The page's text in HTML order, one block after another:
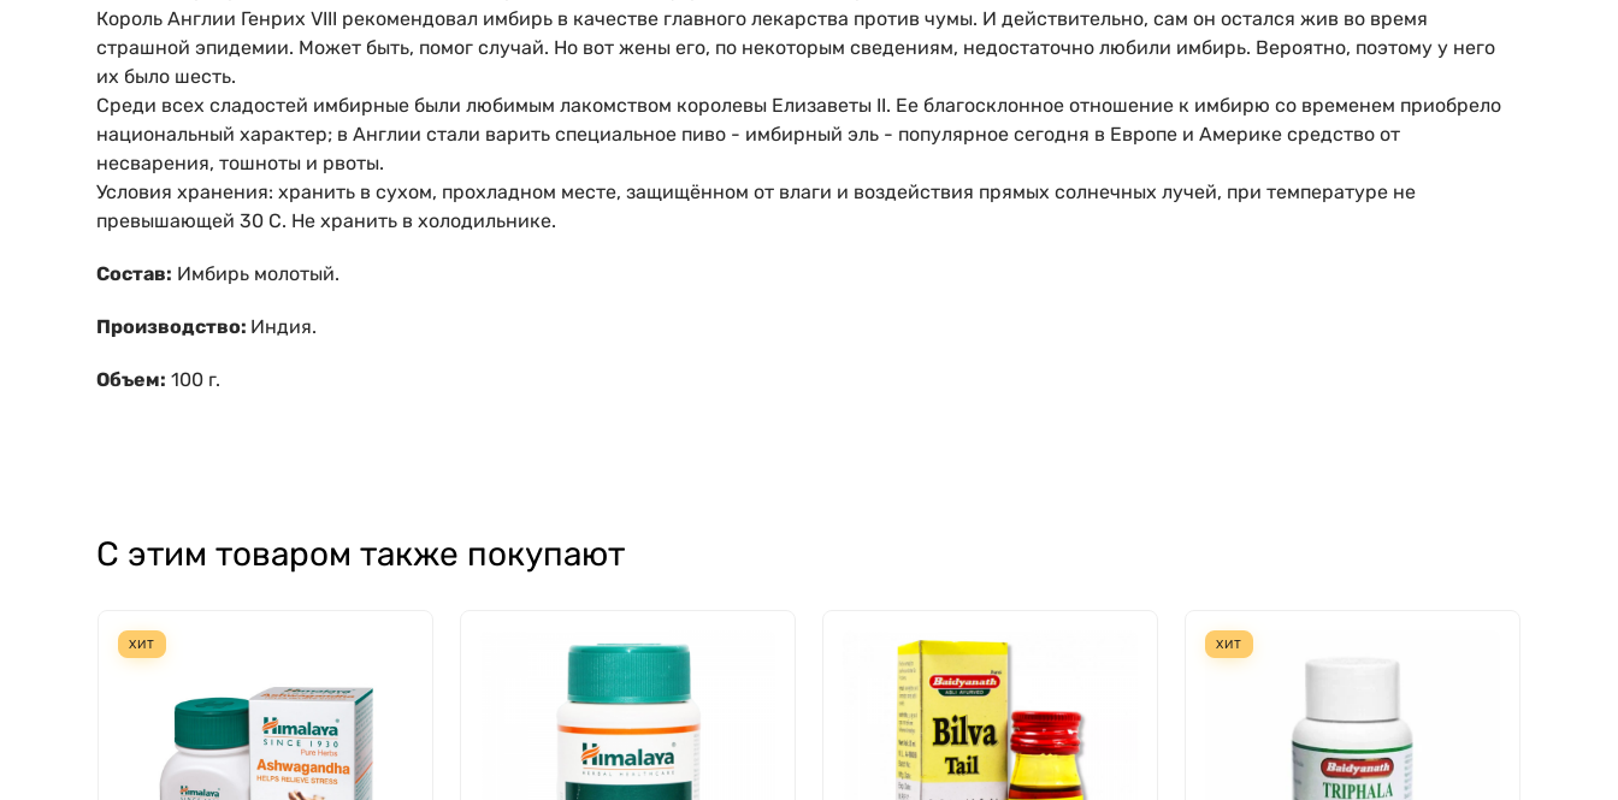
Король Англии Генрих VIII рекомендовал имбирь в качестве главного лекарства против чумы. И действительно, сам он остался жив во время
страшной эпидемии. Может быть, помог случай. Но вот жены его, по некоторым сведениям, недостаточно любили имбирь. Вероятно, поэтому у него
их было шесть.
Среди всех сладостей имбирные были любимым лакомством королевы Елизаветы II. Ее благосклонное отношение к имбирю со временем приобрело
национальный характер; в Англии стали варить специальное пиво - имбирный эль - популярное сегодня в Европе и Америке средство от
несварения, тошноты и рвоты.
Условия хранения: хранить в сухом, прохладном месте, защищённом от влаги и воздействия прямых солнечных лучей, при температуре не
превышающей 30 С. Не хранить в холодильнике.
Состав: Имбирь молотый.
Производство: Индия.
Объем: 100 г.
С этим товаром также покупают
ХИТ ХИТ